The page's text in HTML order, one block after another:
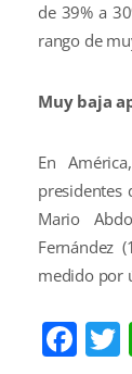
de 39% a
rango de
Muy baja
En
presidentes
Mario
Fernández
medido por